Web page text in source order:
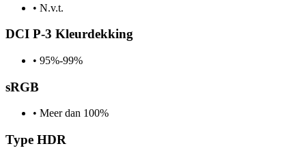
• N.v.t.
DCI P-3 Kleurdekking
• 95%-99%
sRGB
• Meer dan 100%
Type HDR